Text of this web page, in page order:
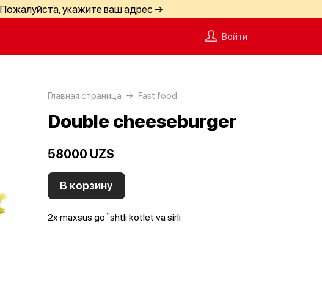
укажите ваш адрес →
Войти
Главная страница Fast food
Double cheeseburger
58000 UZS
В корзину
2x maxsus go`shtli kotlet va sirli